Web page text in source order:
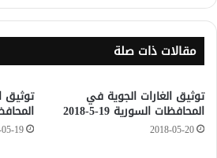
مقالات ذات صلة
توثيق الغارات الجوية في
المحافظات السورية 19-5-2018
2018-05-20
توثيق
19